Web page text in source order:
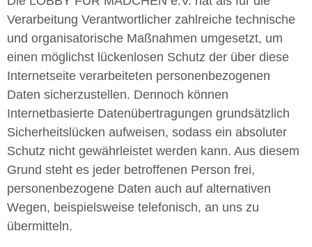
Verarbeitung Verantwortlicher zahlreiche technische
und organisatorische Maßnahmen umgesetzt, um
einen möglichst lückenlosen Schutz der über diese
Internetseite verarbeiteten personenbezogenen
Daten sicherzustellen. Dennoch können
Internetbasierte Datenübertragungen grundsätzlich
Sicherheitslücken aufweisen, sodass ein absoluter
Schutz nicht gewährleistet werden kann. Aus diesem
Grund steht es jeder betroffenen Person frei,
personenbezogene Daten auch auf alternativen
Wegen, beispielsweise telefonisch, an uns zu
übermitteln.